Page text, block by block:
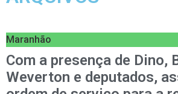
Maranhão
Com a presença de Dino,
Weverton e deputados,